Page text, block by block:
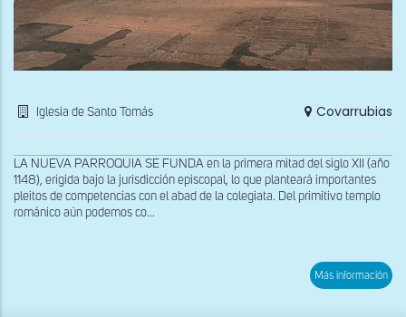
Iglesia de Santo Tomás Covarrubias
LA NUEVA PARROQUIA SE FUNDA en la primera mitad del siglo XII (año
1148), erigida bajo la jurisdicción episcopal, lo que planteará importantes
pleitos de competencias con el abad de la colegiata. Del primitivo templo
románico aún podemos co...
Más información